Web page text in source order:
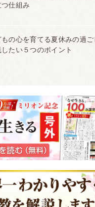
仕組み
もの心を育てる夏休みの過
たい５つのポイント